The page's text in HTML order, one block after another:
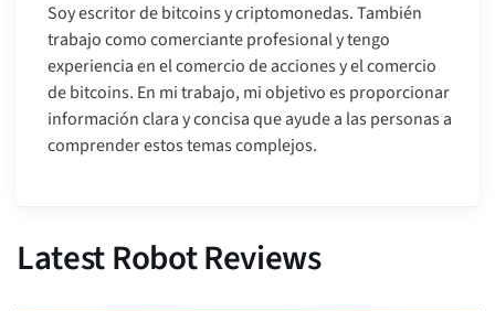
Soy escritor de bitcoins y criptomonedas. También
trabajo como comerciante profesional y tengo
experiencia en el comercio de acciones y el comercio
de bitcoins. En mi trabajo, mi objetivo es proporcionar
información clara y concisa que ayude a las personas a
comprender estos temas complejos.
Latest Robot Reviews